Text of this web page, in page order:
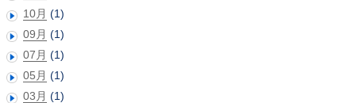
10月 (1)
09月 (1)
07月 (1)
05月 (1)
03月 (1)